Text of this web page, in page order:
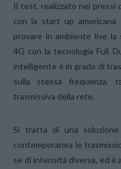
Il test, realizzato nei pressi
con la start up
provare in ambiente live la
4G con la tecnologia Full
intelligente è in grado di
sulla stessa frequenza,
trasmissiva della rete.
Si tratta di una
contemporanea le
se di intensità diversa, ed è